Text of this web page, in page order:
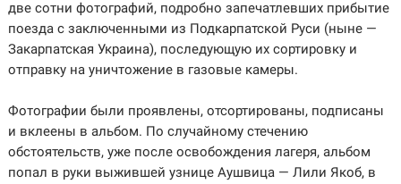
две сотни фотографий, подробно запечатлевших прибытие
поезда с заключенными из Подкарпатской Руси (ныне —
Закарпатская Украина), последующую их сортировку и
отправку на уничтожение в газовые камеры.
Фотографии были проявлены, отсортированы, подписаны
и вклеены в альбом. По случайному стечению
обстоятельств, уже после освобождения лагеря, альбом
попал в руки выжившей узнице Аушвица — Лили Якоб, в